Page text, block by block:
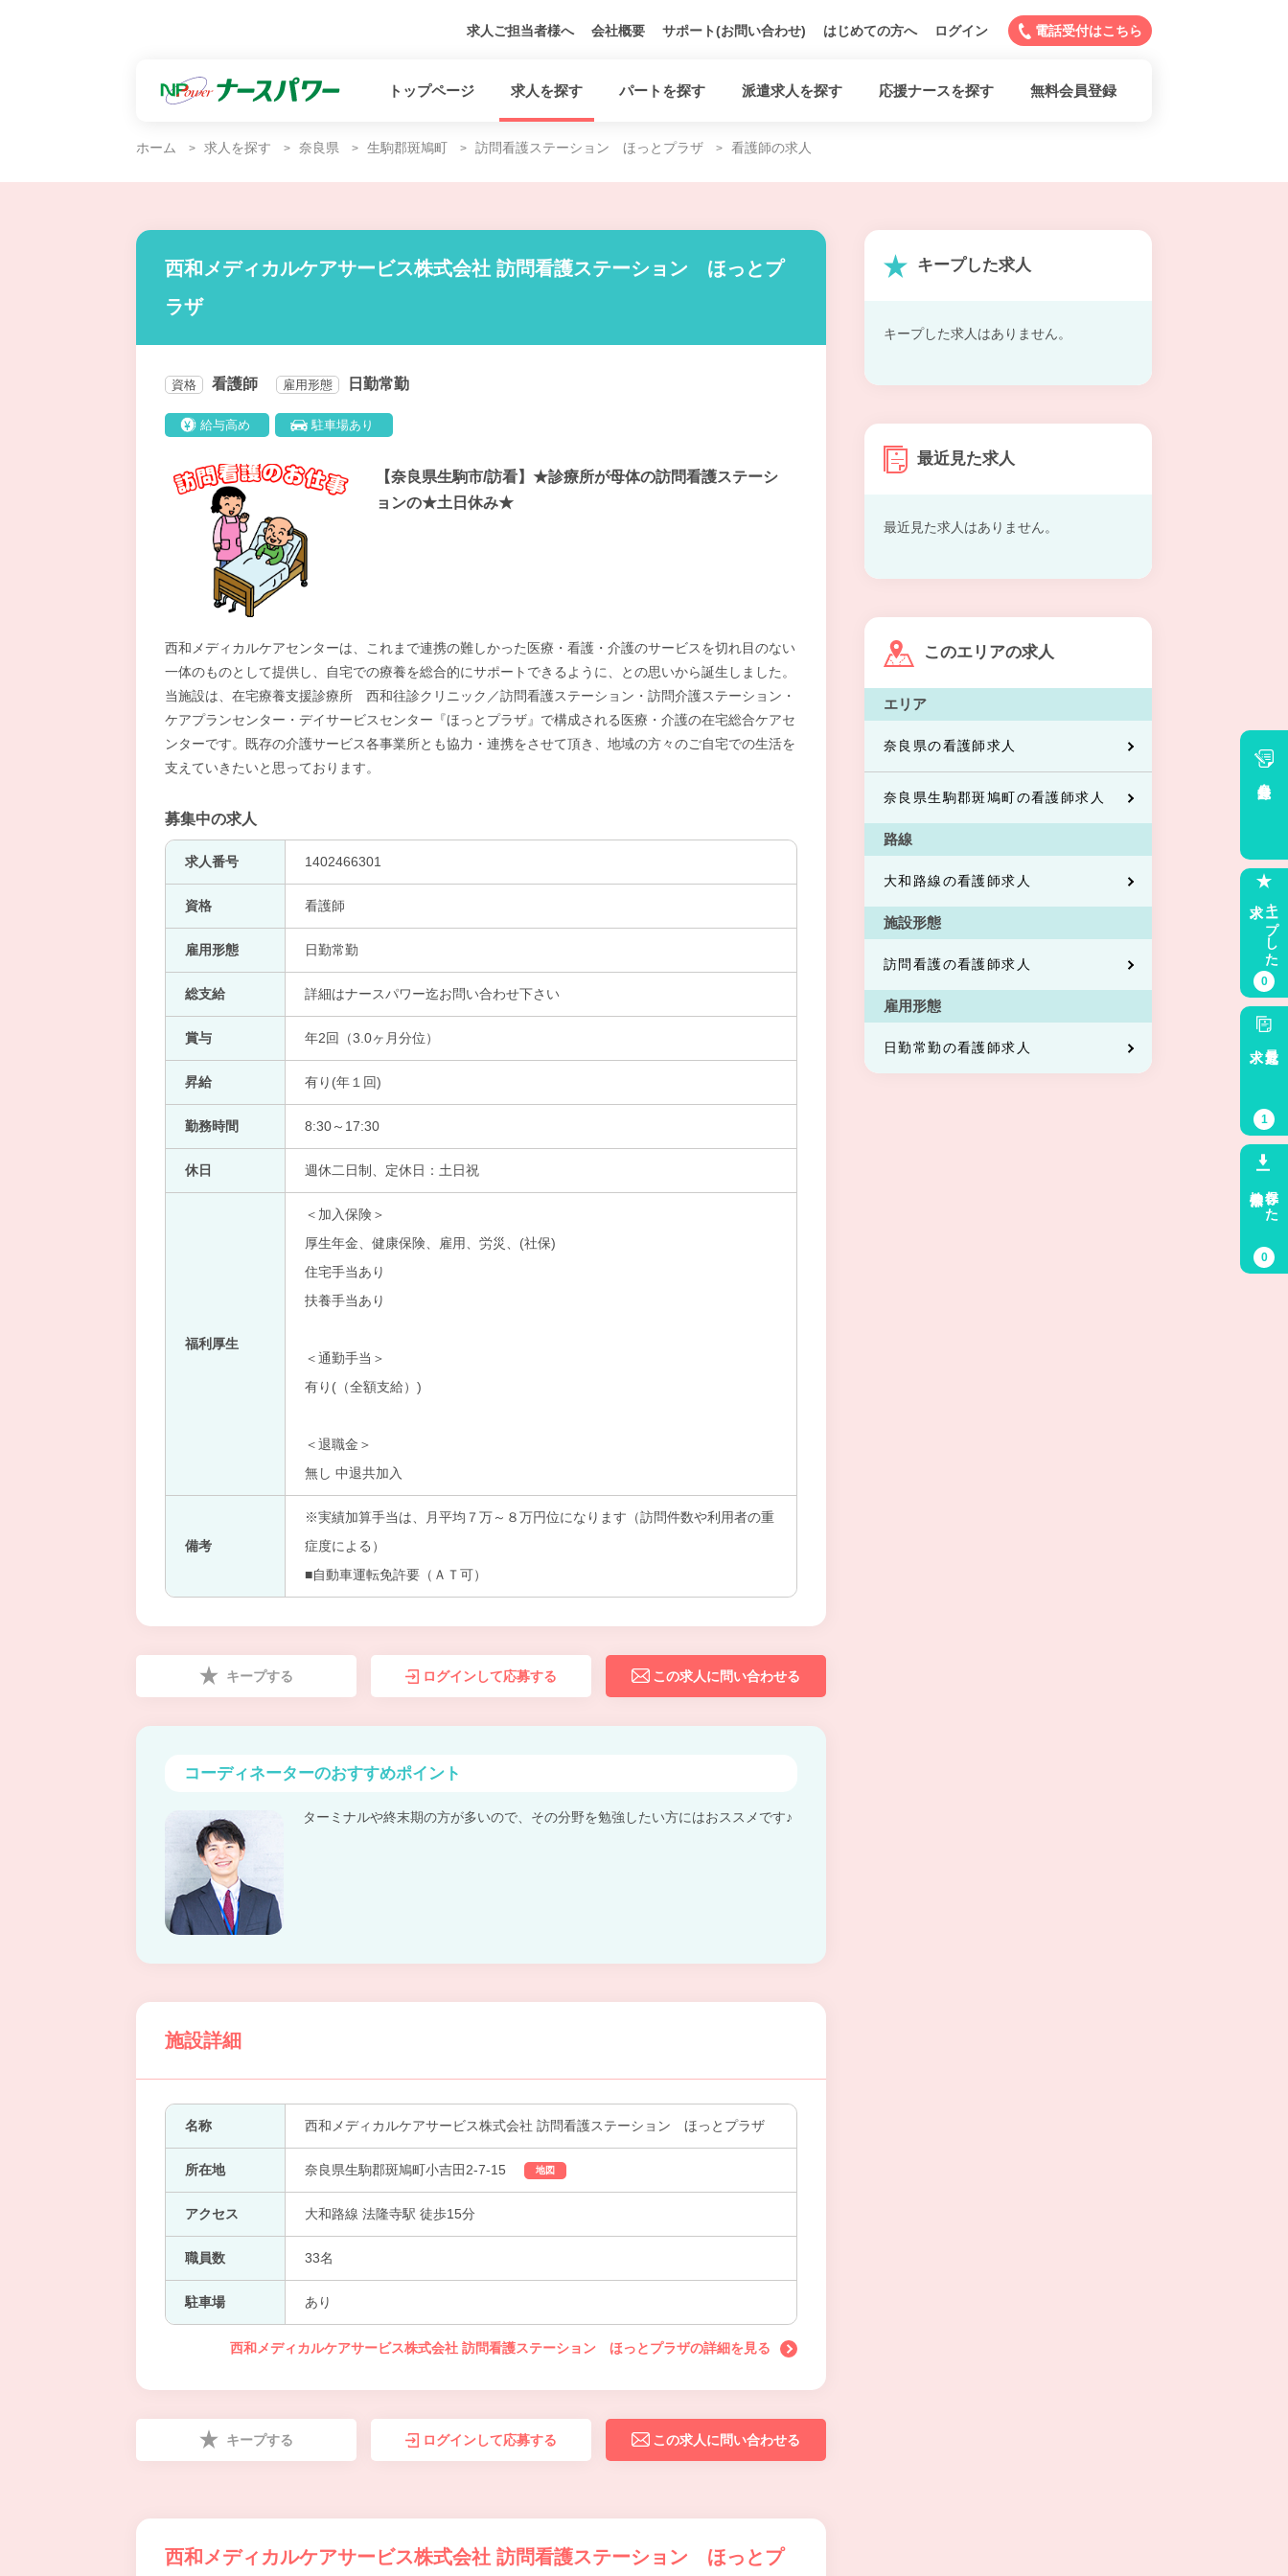
求人ご担当者様へ 会社概要 サポート(お問い合わせ) はじめての方へ ログイン 電話受付はこちら
トップページ 求人を探す パートを探す 派遣求人を探す 応援ナースを探す 無料会員登録
ホーム 求人を探す 奈良県 生駒郡斑鳩町 訪問看護ステーション ほっとプラザ 看護師の求人
西和メディカルケアサービス株式会社 訪問看護ステーション ほっとプ
ラザ
資格 看護師 雇用形態 日勤常勤
給与高め 駐車場あり
【奈良県生駒市/訪看】★診療所が母体の訪問看護ステーシ
ョンの★土日休み★
西和メディカルケアセンターは、これまで連携の難しかった医療・看護・介護のサービスを切れ目のない
一体のものとして提供し、自宅での療養を総合的にサポートできるように、との思いから誕生しました。
当施設は、在宅療養支援診療所 西和往診クリニック／訪問看護ステーション・訪問介護ステーション・
ケアプランセンター・デイサービスセンター『ほっとプラザ』で構成される医療・介護の在宅総合ケアセ
ンターです。既存の介護サービス各事業所とも協力・連携をさせて頂き、地域の方々のご自宅での生活を
支えていきたいと思っております。
募集中の求人
求人番号 1402466301
資格 看護師
雇用形態 日勤常勤
総支給 詳細はナースパワー迄お問い合わせ下さい
賞与 年2回（3.0ヶ月分位）
昇給 有り(年１回)
勤務時間 8:30～17:30
休日 週休二日制、定休日：土日祝
福利厚生
＜加入保険＞
厚生年金、健康保険、雇用、労災、(社保)
住宅手当あり
扶養手当あり
＜通勤手当＞
有り(（全額支給）)
＜退職金＞
無し 中退共加入
備考
※実績加算手当は、月平均７万～８万円位になります（訪問件数や利用者の重
症度による）
■自動車運転免許要（ＡＴ可）
キープする ログインして応募する この求人に問い合わせる
コーディネーターのおすすめポイント
ターミナルや終末期の方が多いので、その分野を勉強したい方にはおススメです♪
施設詳細
名称 西和メディカルケアサービス株式会社 訪問看護ステーション ほっとプラザ
所在地 奈良県生駒郡斑鳩町小吉田2-7-15 地図
アクセス 大和路線 法隆寺駅 徒歩15分
職員数 33名
駐車場 あり
西和メディカルケアサービス株式会社 訪問看護ステーション ほっとプラザの詳細を見る
キープする ログインして応募する この求人に問い合わせる
西和メディカルケアサービス株式会社 訪問看護ステーション ほっとプ
キープした求人
キープした求人はありません。
最近見た求人
最近見た求人はありません。
このエリアの求人
エリア
奈良県の看護師求人
奈良県生駒郡斑鳩町の看護師求人
路線
大和路線の看護師求人
施設形態
訪問看護の看護師求人
雇用形態
日勤常勤の看護師求人
キープした
0
最近見た
1
保存した
0